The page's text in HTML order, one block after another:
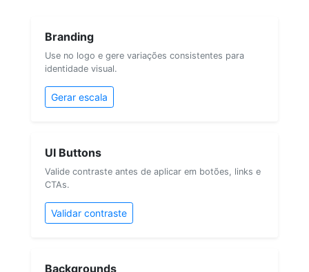
Branding
Use no logo e gere variações consistentes para
identidade visual.
Gerar escala
UI Buttons
Valide contraste antes de aplicar em botões, links e
CTAs.
Validar contraste
Backgrounds